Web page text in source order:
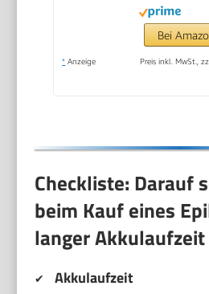
Betrieb,
Bei
* Anzeige Preis inkl. MwSt.,
Checkliste: Darauf
beim Kauf eines
langer
✔ Akkulaufzeit